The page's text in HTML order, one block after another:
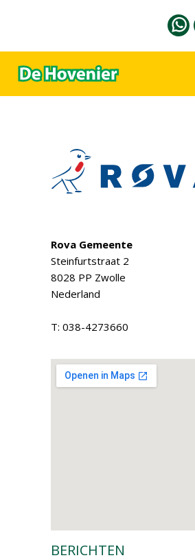
Rova Gemeente
Steinfurtstraat 2
8028 PP Zwolle
Nederland
T: 038-4273660
BERICHTEN